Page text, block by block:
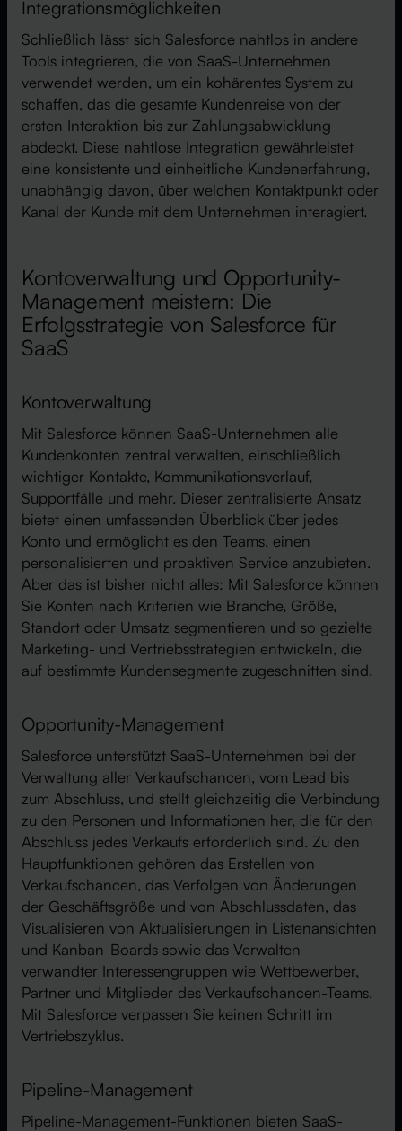
Integrationsmöglichkeiten
Schließlich lässt sich Salesforce nahtlos in andere
Tools integrieren, die von SaaS-Unternehmen
verwendet werden, um ein kohärentes System zu
schaffen, das die gesamte Kundenreise von der
ersten Interaktion bis zur Zahlungsabwicklung
abdeckt. Diese nahtlose Integration gewährleistet
eine konsistente und einheitliche Kundenerfahrung,
unabhängig davon, über welchen Kontaktpunkt oder
Kanal der Kunde mit dem Unternehmen interagiert.
Kontoverwaltung und Opportunity-
Management meistern: Die
Erfolgsstrategie von Salesforce für
SaaS
Kontoverwaltung
Mit Salesforce können SaaS-Unternehmen alle
Kundenkonten zentral verwalten, einschließlich
wichtiger Kontakte, Kommunikationsverlauf,
Supportfälle und mehr. Dieser zentralisierte Ansatz
bietet einen umfassenden Überblick über jedes
Konto und ermöglicht es den Teams, einen
personalisierten und proaktiven Service anzubieten.
Aber das ist bisher nicht alles: Mit Salesforce können
Sie Konten nach Kriterien wie Branche, Größe,
Standort oder Umsatz segmentieren und so gezielte
Marketing- und Vertriebsstrategien entwickeln, die
auf bestimmte Kundensegmente zugeschnitten sind.
Opportunity-Management
Salesforce unterstützt SaaS-Unternehmen bei der
Verwaltung aller Verkaufschancen, vom Lead bis
zum Abschluss, und stellt gleichzeitig die Verbindung
zu den Personen und Informationen her, die für den
Abschluss jedes Verkaufs erforderlich sind. Zu den
Hauptfunktionen gehören das Erstellen von
Verkaufschancen, das Verfolgen von Änderungen
der Geschäftsgröße und von Abschlussdaten, das
Visualisieren von Aktualisierungen in Listenansichten
und Kanban-Boards sowie das Verwalten
verwandter Interessengruppen wie Wettbewerber,
Partner und Mitglieder des Verkaufschancen-Teams.
Mit Salesforce verpassen Sie keinen Schritt im
Vertriebszyklus.
Pipeline-Management
Pipeline-Management-Funktionen bieten SaaS-